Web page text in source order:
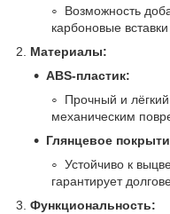
Возможность
карбоновые
2. Материалы:
ABS-пластик:
Прочный и
механическим
Глянцевое
Устойчиво к
гарантирует
3. Функциональность: